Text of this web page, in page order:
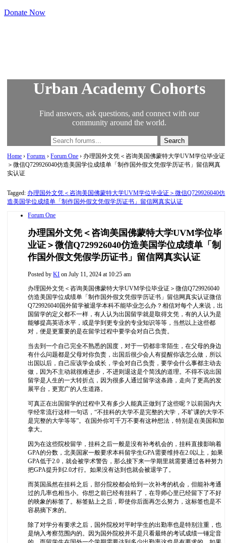
Donate Now
Urban Academy Cohorts
Find answers, ask questions, and connect with our
community around the world.
Home › Forums › Forum One › 办理国外文凭＜咨询美国佛蒙特大学UVM学位毕业证
＞微信Q729926040仿造美国学位成绩单「制作国外假文凭假学历证书」留信网真
实认证
Tagged: 办理国外文凭＜咨询美国佛蒙特大学UVM学位毕业证＞微信Q729926040仿
造美国学位成绩单「制作国外假文凭假学历证书」留信网真实认证
Forum One
办理国外文凭＜咨询美国佛蒙特大学UVM学位毕
业证＞微信Q729926040仿造美国学位成绩单「制
作国外假文凭假学历证书」留信网真实认证
Posted byKI on July 11, 2024 at 10:25 am
办理国外文凭＜咨询美国佛蒙特大学UVM学位毕业证＞微信Q729926040
仿造美国学位成绩单「制作国外假文凭假学历证书」留信网真实认证微信
Q729926040国外留学被退学本科不能毕业怎么办？相信对每个人来说，出
国留学的定义都不一样，有人认为出国留学就是取得文凭，有的人认为是
能够提高英语水平，或是学到更专业的专业知识等等，当然以上这些都
对，便是更重要的是在留学过程中要学会对自己负责。
当去到一个自己完全不熟悉的国度，对于一切都非常陌生，在父母的身边
有什么问题都是父母对你负责，出国后很少会人有提醒你该怎么做，所以
出国以后，自己应该学会成长，学会对自己负责，要学会什么事都主动去
做，因为不主动就很难进步，不进则退这是个简浅的道理。不得不说出国
留学是人生的一大转折点，因为很多人通过留学这条路，走向了更高的发
展平台，更宽广的人生道路。
可真正在出国留学的过程中又有多少人能真正做到了这些呢？以前国内大
学经常流行这样一句话，“不挂科的大学不是完整的大学，不旷课的大学不
是完整的大学等等”。在国外你可千万不要有这种想法，特别是在美国和加
拿大。
因为在这些院校留学，挂科之后一般是没有补考机会的，挂科直接影响着
GPA的分数，北美国家一般要求本科留学生GPA需要维持在2.0以上，如果
GPA低于2.0，就会被学术警告，那么接下来一学期里就需要通过各种努力
把GPA提升到2.0才行。如果没有达到也就会被退学了。
而英国虽然在挂科之后，部分院校都会给到一次补考的机会，但能补考通
过的几率也相当小。你想之前已经有挂科了，在导师心里已经留下了不好
的映象的标签了。标签贴上之后，即使你后面再怎么努力，这标签也是不
容易摘下来的。
除了对学分有要求之后，国外院校对平时学生的出勤率也是特别注重，也
是纳入考察范围内的。因为国外院校并不是只看最终的考试成绩一锤定音